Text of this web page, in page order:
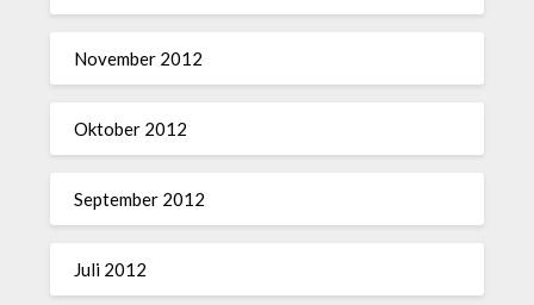
November 2012
Oktober 2012
September 2012
Juli 2012